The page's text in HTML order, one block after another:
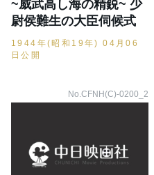
~威武高し海の精鋭~ 少
尉侯難生の大臣伺候式
1944年(昭和19年) 04月06
日公開
No.CFNH(C)-0200_2